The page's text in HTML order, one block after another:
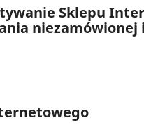
Sklepu